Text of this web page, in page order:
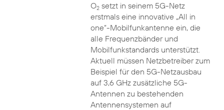
O2setzt in seinem 5G-Netz
erstmals eine innovative „All in
one“-Mobilfunkantenne ein, die
alle Frequenzbänder und
Mobilfunkstandards unterstützt.
Aktuell müssen Netzbetreiber zum
Beispiel für den 5G-Netzausbau
auf 3,6 GHz zusätzliche 5G-
Antennen zu bestehenden
Antennensystemen auf